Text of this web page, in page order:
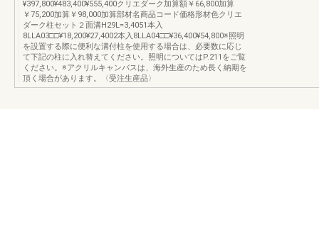
¥397,800¥483,400¥555,400クリエダーク加算額￥66,800加算
￥75,200加算￥98,000加算部材名商品コード価格形材色クリエ
ダーク柱セット２面溝H29L=3,4051本入
8LLA03□□¥18,200¥27,4002本入8LLA04□□¥36,400¥54,800※照明
を設置する際に便利な溝付柱を使用する場合は、必要数に応じ
て下記の柱に入れ替えてください。照明についてはP.211をご覧
ください。※アクリルキャンバスは、海外生産のため長く納期を
頂く場合があります。〈受注生産品〉